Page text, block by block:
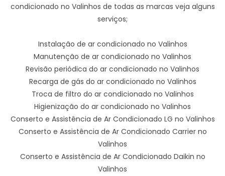
condicionado no Valinhos de todas as marcas veja alguns
serviços;
Instalação de ar condicionado no Valinhos
Manutenção de ar condicionado no Valinhos
Revisão periódica do ar condicionado no Valinhos
Recarga de gás do ar condicionado no Valinhos
Troca de filtro do ar condicionado no Valinhos
Higienização do ar condicionado no Valinhos
Conserto e Assistência de Ar Condicionado LG no Valinhos
Conserto e Assistência de Ar Condicionado Carrier no
Valinhos
Conserto e Assistência de Ar Condicionado Daikin no
Valinhos